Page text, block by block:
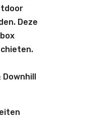
Deze
Downhill